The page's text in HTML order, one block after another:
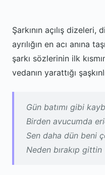
Şarkının açılış
ayrılığın en acı anına
şarkı sözlerinin ilk
vedanın yarattığı
Gün batımı gibi
Birden avucumda
Sen daha dün beni
Neden bırakıp gittin